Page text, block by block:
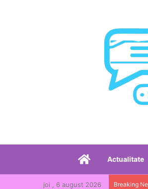
AcasăActualitate
joi , 6 august 2026 Breaking